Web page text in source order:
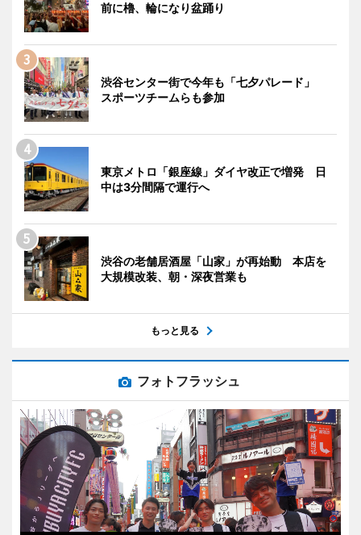
前に櫓、輪になり盆踊り
渋谷センター街で今年も「七夕パレード」
スポーツチームらも参加
東京メトロ「銀座線」ダイヤ改正で増発 日
中は3分間隔で運行へ
渋谷の老舗居酒屋「山家」が再始動 本店を
大規模改装、朝・深夜営業も
もっと見る
フォトフラッシュ